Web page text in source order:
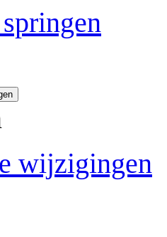
wijzigingen